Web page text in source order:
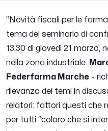
“Novità fiscali per le
tema del seminario di
13.30 di giovedì 21 marzo,
nella zona industriale.
Federfarma Marche -
rilevanza dei temi in
relatori: fattori questi che
per tutti “coloro che si